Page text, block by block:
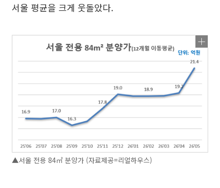
서울 평균을 크게 웃돌았다.
▲서울 전용 84㎡ 분양가 (자료제공=리얼하우스)